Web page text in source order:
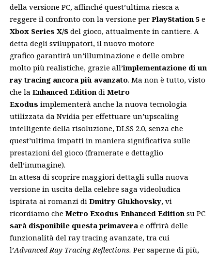
della versione PC, affinché quest’ultima riesca a
reggere il confronto con la versione per PlayStation 5 e
Xbox Series X/S del gioco, attualmente in cantiere. A
detta degli sviluppatori, il nuovo motore
grafico garantirà un’illuminazione e delle ombre
molto più realistiche, grazie all’implementazione di un
ray tracing ancora più avanzato. Ma non è tutto, visto
che la Enhanced Edition di Metro
Exodus implementerà anche la nuova tecnologia
utilizzata da Nvidia per effettuare un’upscaling
intelligente della risoluzione, DLSS 2.0, senza che
quest’ultima impatti in maniera significativa sulle
prestazioni del gioco (framerate e dettaglio
dell’immagine).
In attesa di scoprire maggiori dettagli sulla nuova
versione in uscita della celebre saga videoludica
ispirata ai romanzi di Dmitry Glukhovsky, vi
ricordiamo che Metro Exodus Enhanced Edition su PC
sarà disponibile questa primavera e offrirà delle
funzionalità del ray tracing avanzate, tra cui
l’Advanced Ray Tracing Reflections. Per saperne di più,